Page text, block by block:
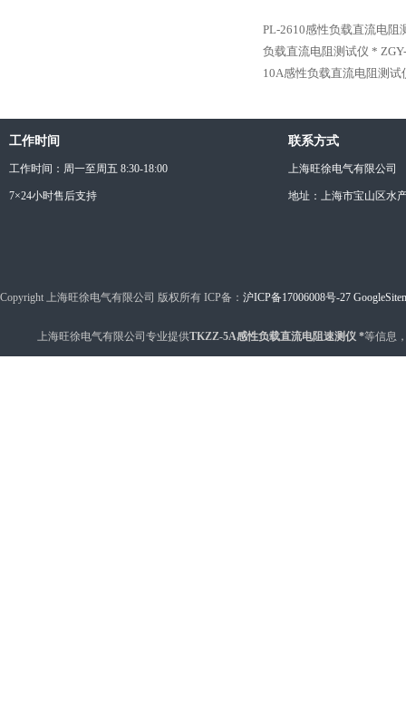
PL-2610感性负载直流电阻
负载直流电阻测试仪 *
10A感性负载直流电阻测试
工作时间
工作时间：周一至周五 8:30-18:00
7×24小时售后支持
联系方式
上海旺徐电气有限公司
地址：上海市宝山区水
Copyright 上海旺徐电气有限公司 版权所有 ICP备： 沪ICP备17006008号-27
上海旺徐电气有限公司专业提供TKZZ-5A感性负载直流电阻速测仪 *等信息